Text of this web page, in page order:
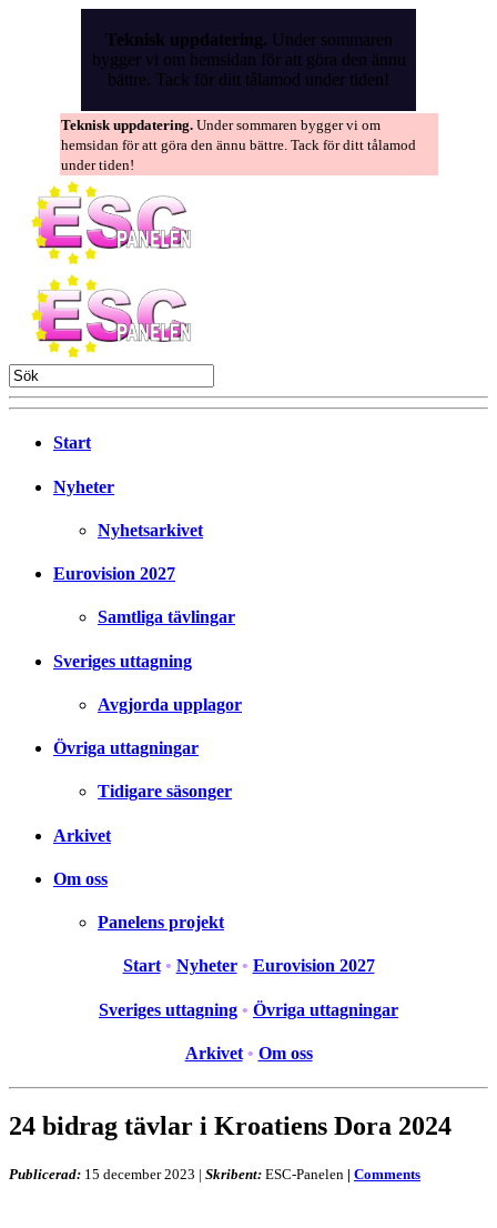
Teknisk uppdatering. Under sommaren
bygger vi om hemsidan för att göra den ännu
bättre. Tack för ditt tålamod under tiden!
Teknisk uppdatering. Under sommaren bygger vi om
hemsidan för att göra den ännu bättre. Tack för ditt tålamod
under tiden!
Start
Nyheter
Nyhetsarkivet
Eurovision 2027
Samtliga tävlingar
Sveriges uttagning
Avgjorda upplagor
Övriga uttagningar
Tidigare säsonger
Arkivet
Om oss
Panelens projekt
Start • Nyheter • Eurovision 2027
Sveriges uttagning • Övriga uttagningar
Arkivet • Om oss
24 bidrag tävlar i Kroatiens Dora 2024
Publicerad: 15 december 2023 | Skribent: ESC-Panelen | Comments